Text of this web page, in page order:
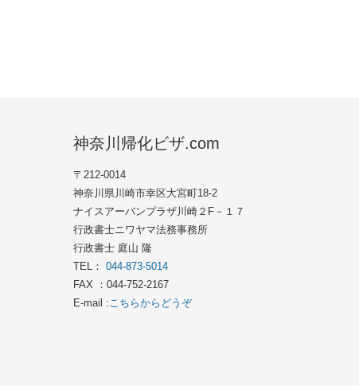
神奈川帰化ビザ.com
〒212-0014
神奈川県川崎市幸区大宮町18-2
ナイスアーバンプラザ川崎２F－１７
行政書士ニワヤマ法務事務所
行政書士 庭山 隆
TEL： 044-873-5014
FAX ：044-752-2167
E-mail : こちらからどうぞ